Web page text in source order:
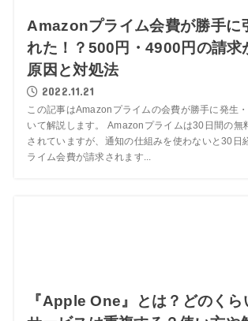
Amazonプライム会費が勝手に
れた！？500円・4900円の請求
原因と対処法
2022.11.21
この記事はAmazonプライムの会費が勝手に発生
いて解説します。 Amazonプライムは30日間の無
されていますが、通知の仕組みを使わないと30日
ライム会費が請求されます...
『Apple One』とは？どのくら